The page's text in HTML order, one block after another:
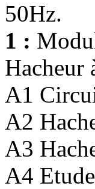
50Hz.
1 :
A1
A2
A3
A4